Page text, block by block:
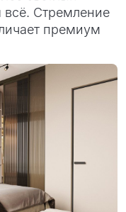
всё. Стремление
премиум